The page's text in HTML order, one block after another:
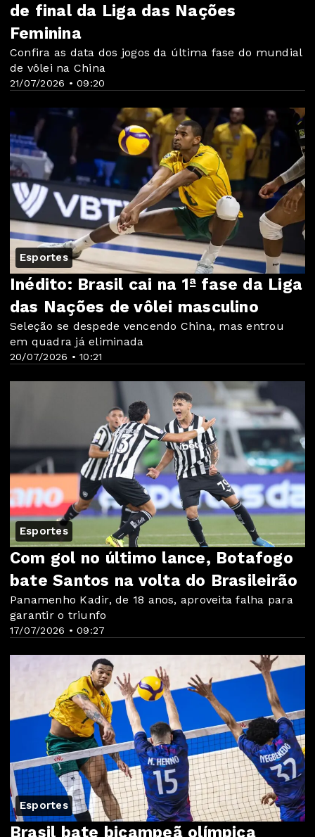
21/07/2026 • 09:20
de final da Liga das Nações
Feminina
Confira as data dos jogos da última fase do mundial
de vôlei na China
Esportes
20/07/2026 • 10:21
Inédito: Brasil cai na 1ª fase da Liga
das Nações de vôlei masculino
Seleção se despede vencendo China, mas entrou
em quadra já eliminada
Esportes
17/07/2026 • 09:27
Com gol no último lance, Botafogo
bate Santos na volta do Brasileirão
Panamenho Kadir, de 18 anos, aproveita falha para
garantir o triunfo
Esportes
Brasil bate bicampeã olímpica